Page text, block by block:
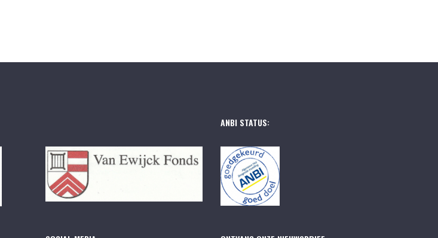
ANBI STATUS: